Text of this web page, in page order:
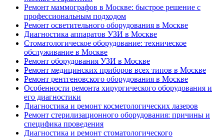
Ремонт маммографов в Москве: быстрое решение с
профессиональным подходом
Ремонт осветительного оборудования в Москве
Диагностика аппаратов УЗИ в Москве
Стоматологическое оборудование: техническое
обслуживание в Москве
Ремонт оборудования УЗИ в Москве
Ремонт медицинских приборов всех типов в Москве
Ремонт рентгеновского оборудования в Москве
Особенности ремонта хирургического оборудования и
его диагностики
Диагностика и ремонт косметологических лазеров
Ремонт стерилизационного оборудования: причины и
специфика проведения
Диагностика и ремонт стоматологического